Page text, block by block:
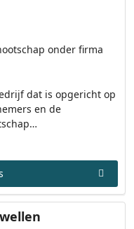
dat is opgericht op
en de
onder firma